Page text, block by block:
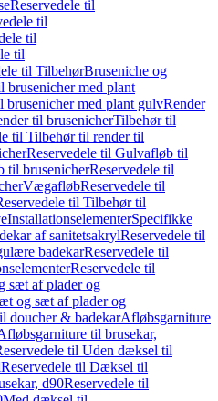
Reservedele til
til
til
til
til TilbehørBruseniche og
brusenicher med plant
med plant gulvRender
til brusenicherTilbehør til
til Tilbehør til render til
Reservedele til Gulvafløb til
til brusenicherReservedele til
VægafløbReservedele til
til Tilbehør til
InstallationselementerSpecifikke
af sanitetsakrylReservedele til
badekarReservedele til
Reservedele til
sæt af plader og
og sæt af plader og
doucher & badekarAfløbsgarniture
til brusekar,
til Uden dæksel til
Reservedele til Dæksel til
d90Reservedele til